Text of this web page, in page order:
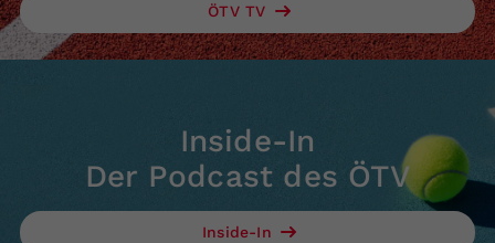
ÖTV TV
Inside-In
Der Podcast des ÖTV
Inside-In